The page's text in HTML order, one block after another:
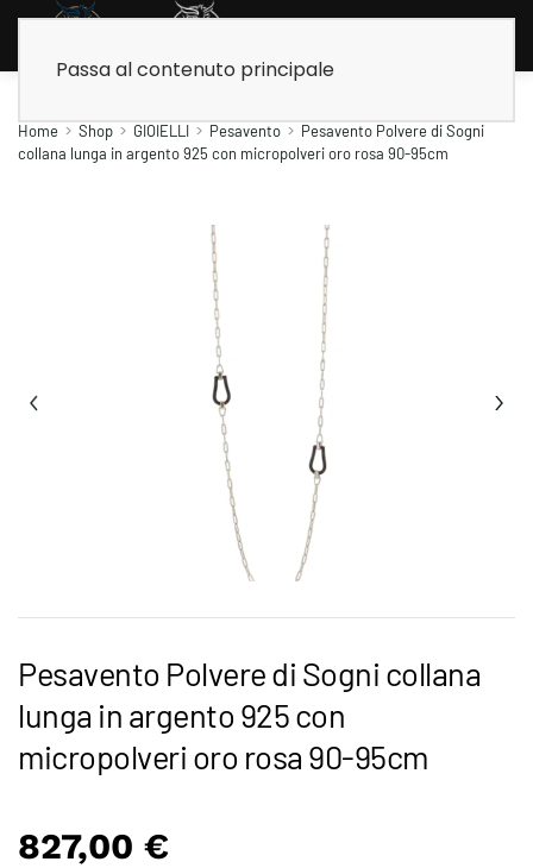
Passa al contenuto principale
Home Shop GIOIELLI Pesavento
Pesavento Polvere di Sogni
collana lunga in argento 925 con micropolveri oro rosa 90-95cm
Pesavento Polvere di Sogni collana
lunga in argento 925 con
micropolveri oro rosa 90-95cm
827,00 €